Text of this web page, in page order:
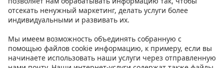
Инструкции